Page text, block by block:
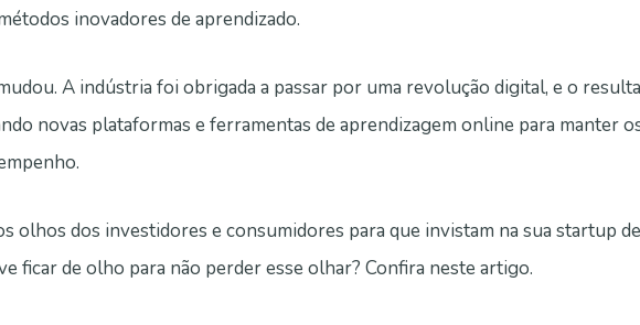
inovadores de aprendizado.
A indústria foi obrigada a passar por uma revolução digital, e o
novas plataformas e ferramentas de aprendizagem online para manter
olhos dos investidores e consumidores para que invistam na sua startup
ficar de olho para não perder esse olhar? Confira neste artigo.